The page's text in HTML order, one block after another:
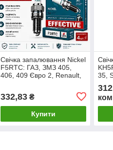
Свічка запалювання Nickel
F5RTC: ГАЗ, ЗМЗ 405,
406, 409 Євро 2, Renault,
332,83₴
Купити
35,